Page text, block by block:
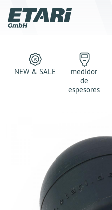
NEW & SALE
medidor
de
espesores